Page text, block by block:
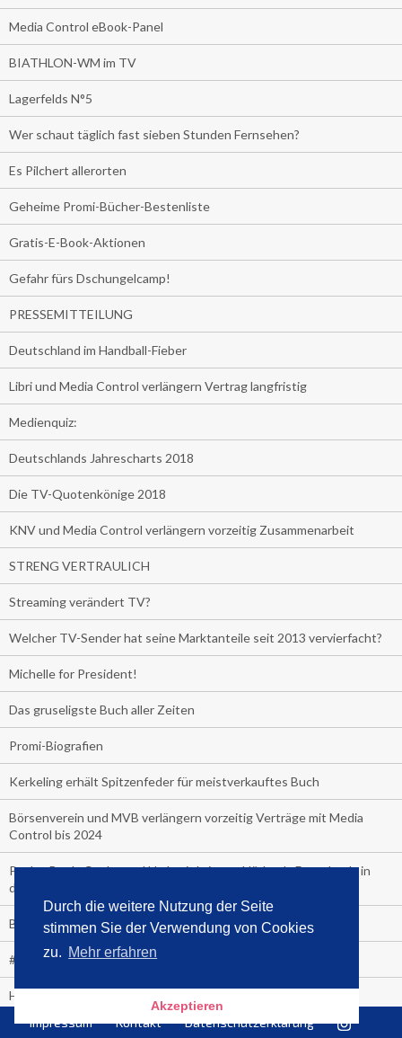
Durch die weitere Nutzung der Seite
stimmen Sie der Verwendung von Cookies
zu. Mehr erfahren
Akzeptieren
Media Control eBook-Panel
BIATHLON-WM im TV
Lagerfelds N°5
Wer schaut täglich fast sieben Stunden Fernsehen?
Es Pilchert allerorten
Geheime Promi-Bücher-Bestenliste
Gratis-E-Book-Aktionen
Gefahr fürs Dschungelcamp!
PRESSEMITTEILUNG
Deutschland im Handball-Fieber
Libri und Media Control verlängern Vertrag langfristig
Medienquiz:
Deutschlands Jahrescharts 2018
Die TV-Quotenkönige 2018
KNV und Media Control verlängern vorzeitig Zusammenarbeit
STRENG VERTRAULICH
Streaming verändert TV?
Welcher TV-Sender hat seine Marktanteile seit 2013 vervierfacht?
Michelle for President!
Das gruseligste Buch aller Zeiten
Promi-Biografien
Kerkeling erhält Spitzenfeder für meistverkauftes Buch
Börsenverein und MVB verlängern vorzeitig Verträge mit Media
Control bis 2024
PocketBook, Ceebo und Umbreit bringen Hörbuch-Downloads in
die Cloud
Bella Bella
#1-Bestseller: "Das ist Alpha!" von Kollegah
Hammer! "Fear: Trump in the White House" (auf Englisch) von
Impressum Kontakt Datenschutzerklärung